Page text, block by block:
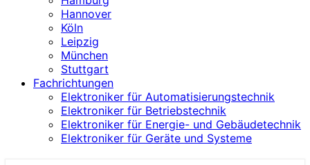
Hannover
Köln
Leipzig
München
Stuttgart
Fachrichtungen
Elektroniker für Automatisierungstechnik
Elektroniker für Betriebstechnik
Elektroniker für Energie- und Gebäudetechnik
Elektroniker für Geräte und Systeme